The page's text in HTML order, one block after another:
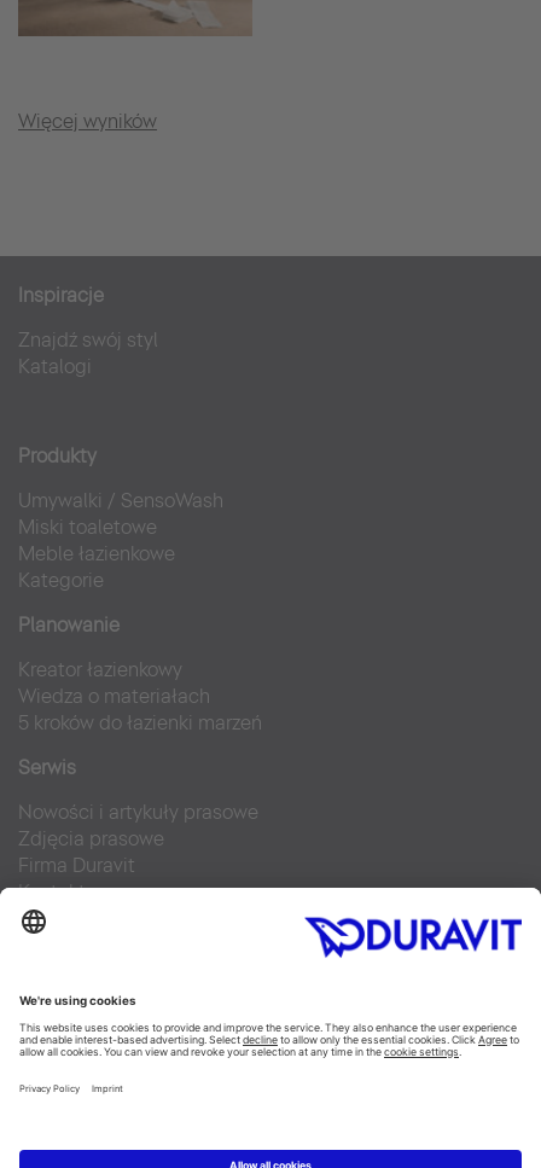
Więcej wyników
Inspiracje
Znajdź swój styl
Katalogi
Produkty
Umywalki / SensoWash
Miski toaletowe
Meble łazienkowe
Kategorie
Planowanie
Kreator łazienkowy
Wiedza o materiałach
5 kroków do łazienki marzeń
Serwis
Nowości i artykuły prasowe
Zdjęcia prasowe
Firma Duravit
Kontakt
Najczęściej zadawane pytania
Facebook
Instagram
Pinterest
Blog
Flickr